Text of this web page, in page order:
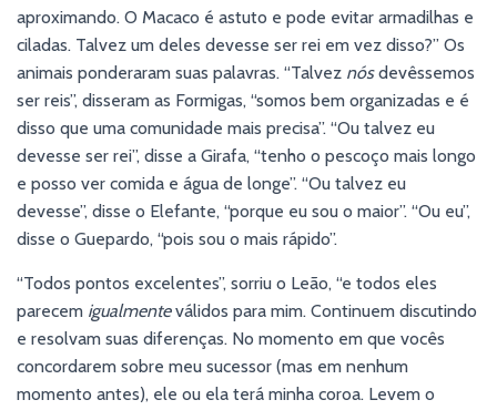
aproximando. O Macaco é astuto e pode evitar armadilhas e
ciladas. Talvez um deles devesse ser rei em vez disso?” Os
animais ponderaram suas palavras. “Talvez nósdevêssemos
ser reis”, disseram as Formigas, “somos bem organizadas e é
disso que uma comunidade mais precisa”. “Ou talvez eu
devesse ser rei”, disse a Girafa, “tenho o pescoço mais longo
e posso ver comida e água de longe”. “Ou talvez eu
devesse”, disse o Elefante, “porque eu sou o maior”. “Ou eu”,
disse o Guepardo, “pois sou o mais rápido”.
“Todos pontos excelentes”, sorriu o Leão, “e todos eles
parecem igualmenteválidos para mim. Continuem discutindo
e resolvam suas diferenças. No momento em que vocês
concordarem sobre meu sucessor (mas em nenhum
momento antes), ele ou ela terá minha coroa. Levem o